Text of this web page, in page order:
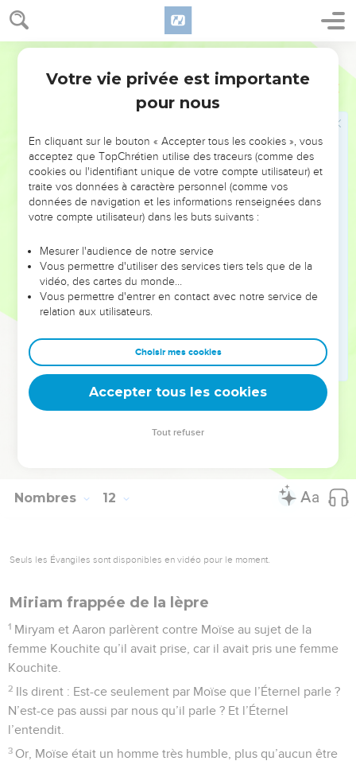
Nombres 11
30 Et Moïse se retira dans le camp, lui et les anciens d’Israël.
Quibroth-Taava: les cailles
L’Éternel fit souffler un vent, qui de la mer amena des
cailles et les rabattit sur le camp, jusqu’à environ une
chemin de l’autre côté, autour du camp. Il y en avait environ
deux coudées au-dessus de la surface de la terre.
Pendant tout ce jour et toute la nuit, et pendant toute la
journée du lendemain, le peuple se leva et ramassa les
cailles ; on en ramassa au moins dix homers. Ils les
étendirent pour eux autour du camp.
Comme la viande était encore entre leurs dents, sans être
mâchée, la colère de l’Éternel s’enflamma contre le peuple,
et l’Éternel frappa le peuple d’une très grande plaie.
qu’on y ensevelit le peuple rempli de désir.
De Qibroth-Hattaava le peuple partit pour Hatséroth et
s’arrêta à Hatséroth.
© Société biblique française – Bibli’O, 1978, avec autorisation. Pour vous procurer
Nombres 12
Seuls les Évangiles sont disponibles en vidéo pour le moment.
Miriam frappée de la lèpre
1 Miryam et Aaron parlèrent contre Moïse au sujet de la
femme Kouchite qu’il avait prise, car il avait pris une femme
Kouchite.
2 Ils dirent : Est-ce seulement par Moïse que l’Éternel parle ?
N’est-ce pas aussi par nous qu’il parle ? Et l’Éternel
l’entendit.
3 Or, Moïse était un homme très humble, plus qu’aucun être
Votre vie privée est importante
pour nous
En cliquant sur le bouton « Accepter tous les cookies », vous
acceptez que TopChrétien utilise des traceurs (comme des
cookies ou l'identifiant unique de votre compte utilisateur) et
traite vos données à caractère personnel (comme vos
données de navigation et les informations renseignées dans
votre compte utilisateur) dans les buts suivants :
Mesurer l'audience de notre service
Vous permettre d'utiliser des services tiers tels que de la
vidéo, des cartes du monde…
Vous permettre d'entrer en contact avec notre service de
relation aux utilisateurs.
Choisir mes cookies
Accepter tous les cookies
Tout refuser